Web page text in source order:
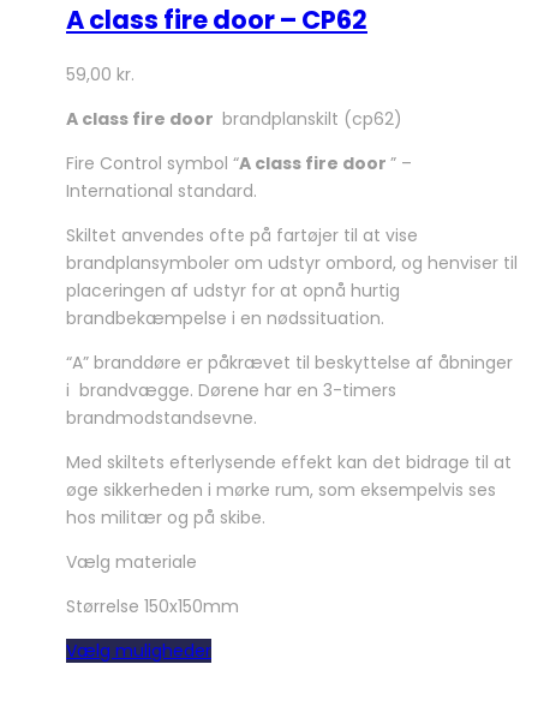
A class fire door – CP62
59,00 kr.
A class fire door brandplanskilt (cp62)
Fire Control symbol “A class fire door ” –
International standard.
Skiltet anvendes ofte på fartøjer til at vise
brandplansymboler om udstyr ombord, og henviser til
placeringen af udstyr for at opnå hurtig
brandbekæmpelse i en nødssituation.
“A” branddøre er påkrævet til beskyttelse af åbninger
i brandvægge. Dørene har en 3-timers
brandmodstandsevne.
Med skiltets efterlysende effekt kan det bidrage til at
øge sikkerheden i mørke rum, som eksempelvis ses
hos militær og på skibe.
Vælg materiale
Størrelse 150x150mm
Vælg mulighederDette